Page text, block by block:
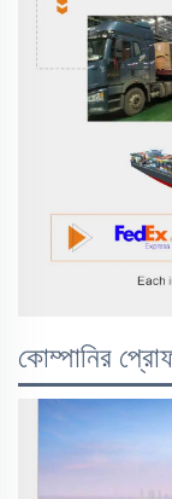
কোম্পানির